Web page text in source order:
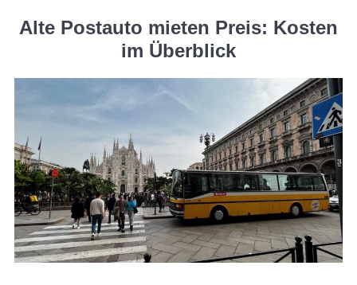
Alte Postauto mieten Preis: Kosten
im Überblick